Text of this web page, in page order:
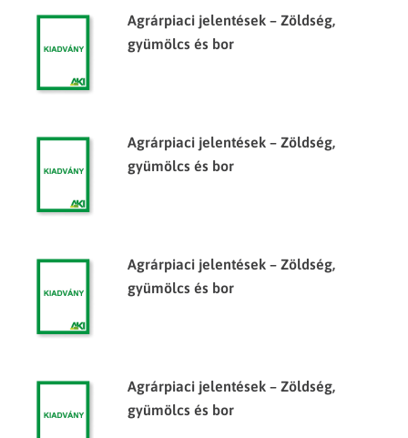
Agrárpiaci jelentések – Zöldség,
gyümölcs és bor
Agrárpiaci jelentések – Zöldség,
gyümölcs és bor
Agrárpiaci jelentések – Zöldség,
gyümölcs és bor
Agrárpiaci jelentések – Zöldség,
gyümölcs és bor